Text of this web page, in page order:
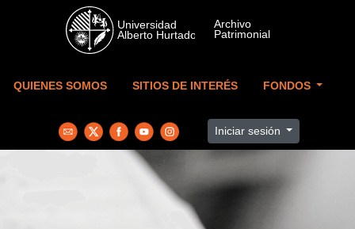
Skip to main content
QUIENES SOMOS SITIOS DE INTERÉS FONDOS
Iniciar sesión